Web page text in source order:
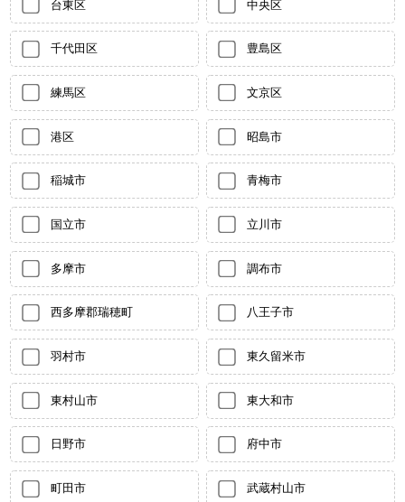
台東区 中央区
千代田区 豊島区
練馬区 文京区
港区 昭島市
稲城市 青梅市
国立市 立川市
多摩市 調布市
西多摩郡瑞穂町 八王子市
羽村市 東久留米市
東村山市 東大和市
日野市 府中市
町田市 武蔵村山市